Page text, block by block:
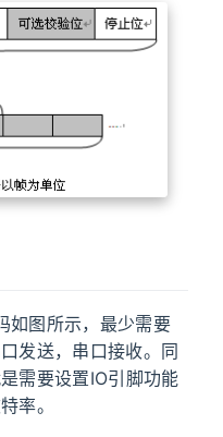
如图所示，最少需要
发送，串口接收。同
需要设置IO引脚功能
率。